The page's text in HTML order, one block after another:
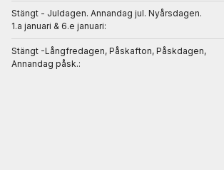
Stängt - Juldagen. Annandag jul. Nyårsdagen.
1.a januari & 6.e januari:
Stängt -Långfredagen, Påskafton, Påskdagen,
Annandag påsk.: